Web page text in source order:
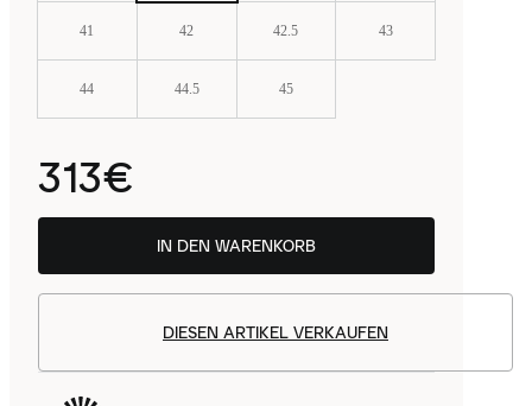
41 42 42.5 43
44 44.5 45
313€
IN DEN WARENKORB
DIESEN ARTIKEL VERKAUFEN